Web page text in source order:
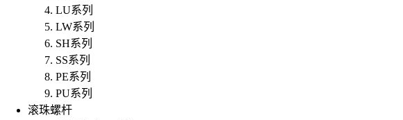
LU系列
LW系列
SH系列
SS系列
PE系列
PU系列
滚珠螺杆